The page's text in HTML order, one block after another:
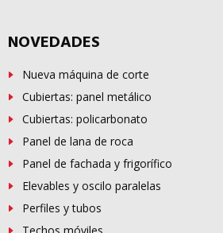
NOVEDADES
Nueva máquina de corte
Cubiertas: panel metálico
Cubiertas: policarbonato
Panel de lana de roca
Panel de fachada y frigorífico
Elevables y oscilo paralelas
Perfiles y tubos